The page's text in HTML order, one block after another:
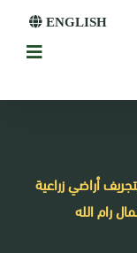
ENGLISH
أراضي زراعية
رام الله